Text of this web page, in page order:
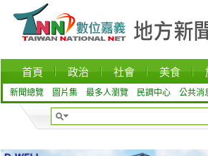
首頁 政治 社會 美食
新聞總覽 圖片集 最多人瀏覽 民調中心 公共消